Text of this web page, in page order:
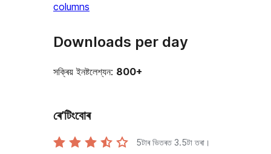
columns
Downloads per day
সক্ৰিয় ইনষ্টলেশ্যন: 800+
ৰে’টিংবোৰ
5টাৰ ভিতৰত3.5টা তৰা।